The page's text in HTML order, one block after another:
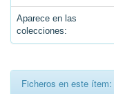
Aparece en las
colecciones:
Ficheros en este ítem: